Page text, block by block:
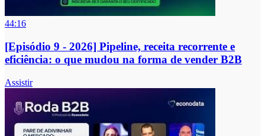
44:16
[Episódio 9 - 2026] Pipeline, receita recorrente e
eficiência: o que mudou na forma de vender B2B
Assistir